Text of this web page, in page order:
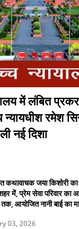
में लंबित
रमेश
नई दिशा
कथावाचक जया किशोरी
में, प्रेम सेवा परिवार का
आयोजित नानी बाई का
03, 2026